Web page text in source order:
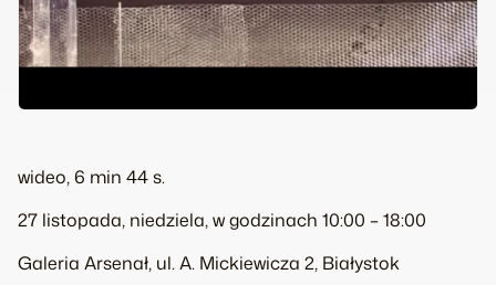
wideo, 6 min 44 s.
27 listopada, niedziela, w godzinach 10:00 – 18:00
Galeria Arsenał, ul. A. Mickiewicza 2, Białystok